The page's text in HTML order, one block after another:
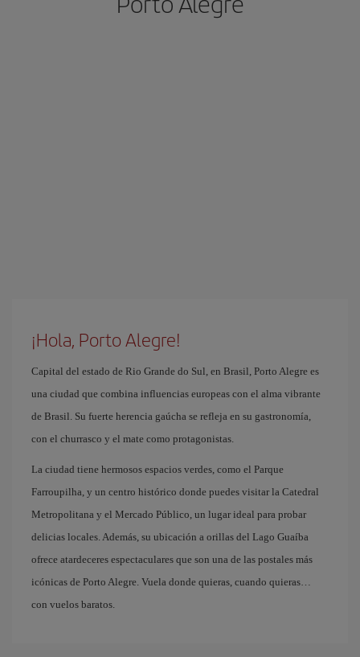
¡Hola, Porto Alegre!
Capital del estado de Rio Grande do Sul, en Brasil, Porto Alegre es
una ciudad que combina influencias europeas con el alma vibrante
de Brasil. Su fuerte herencia gaúcha se refleja en su gastronomía,
con el churrasco y el mate como protagonistas.
La ciudad tiene hermosos espacios verdes, como el Parque
Farroupilha, y un centro histórico donde puedes visitar la Catedral
Metropolitana y el Mercado Público, un lugar ideal para probar
delicias locales. Además, su ubicación a orillas del Lago Guaíba
ofrece atardeceres espectaculares que son una de las postales más
icónicas de Porto Alegre. Vuela donde quieras, cuando quieras…
con vuelos baratos.